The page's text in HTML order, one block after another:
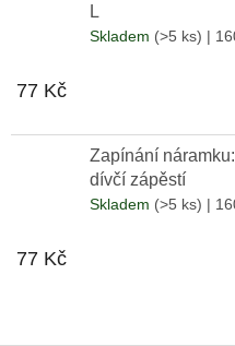
L
Skladem (>5 ks) |
77 Kč
Zapínání
dívčí zápěstí
Skladem (>5 ks) |
77 Kč